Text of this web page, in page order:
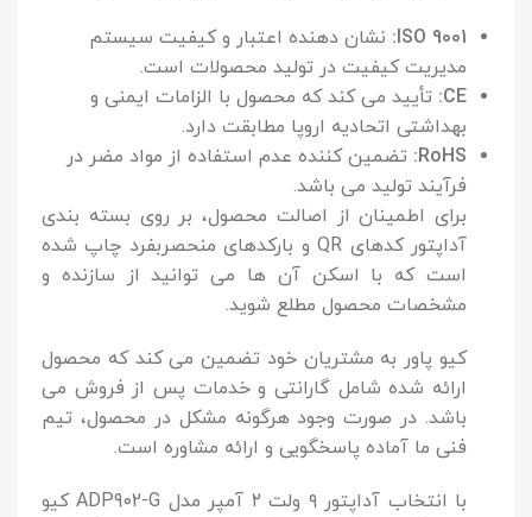
ISO 9001: نشان دهنده اعتبار و کیفیت سیستم
مدیریت کیفیت در تولید محصولات است.
CE: تأیید می کند که محصول با الزامات ایمنی و
بهداشتی اتحادیه اروپا مطابقت دارد.
RoHS: تضمین کننده عدم استفاده از مواد مضر در
فرآیند تولید می باشد.
برای اطمینان از اصالت محصول، بر روی بسته بندی
آداپتور کدهای QR و بارکدهای منحصربفرد چاپ شده
است که با اسکن آن ها می توانید از سازنده و
مشخصات محصول مطلع شوید.
کیو پاور به مشتریان خود تضمین می کند که محصول
ارائه شده شامل گارانتی و خدمات پس از فروش می
باشد. در صورت وجود هرگونه مشکل در محصول، تیم
فنی ما آماده پاسخگویی و ارائه مشاوره است.
با انتخاب آداپتور ۹ ولت ۲ آمپر مدل ADP902-G کیو